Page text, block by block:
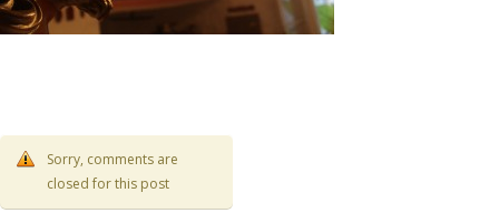
Sorry, comments are
closed for this post